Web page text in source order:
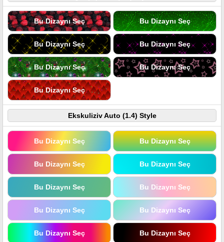
Bu Dizaynı Seç Bu Dizaynı Seç
Bu Dizaynı Seç Bu Dizaynı Seç
Bu Dizaynı Seç Bu Dizaynı Seç
Bu Dizaynı Seç
Ekskuliziv Auto (1.4) Style
Bu Dizaynı Seç Bu Dizaynı Seç
Bu Dizaynı Seç Bu Dizaynı Seç
Bu Dizaynı Seç Bu Dizaynı Seç
Bu Dizaynı Seç Bu Dizaynı Seç
Bu Dizaynı Seç Bu Dizaynı Seç